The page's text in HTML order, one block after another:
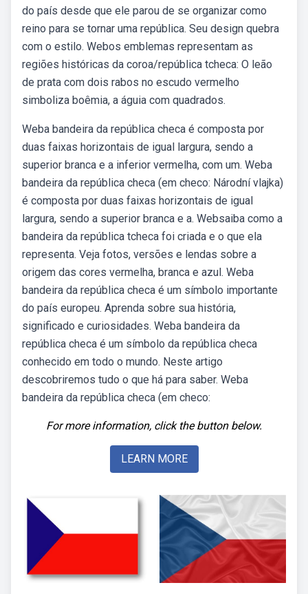
do país desde que ele parou de se organizar como
reino para se tornar uma república. Seu design quebra
com o estilo. Webos emblemas representam as
regiões históricas da coroa/república tcheca: O leão
de prata com dois rabos no escudo vermelho
simboliza boêmia, a águia com quadrados.
Weba bandeira da república checa é composta por
duas faixas horizontais de igual largura, sendo a
superior branca e a inferior vermelha, com um. Weba
bandeira da república checa (em checo: Národní vlajka)
é composta por duas faixas horizontais de igual
largura, sendo a superior branca e a. Websaiba como a
bandeira da república tcheca foi criada e o que ela
representa. Veja fotos, versões e lendas sobre a
origem das cores vermelha, branca e azul. Weba
bandeira da república checa é um símbolo importante
do país europeu. Aprenda sobre sua história,
significado e curiosidades. Weba bandeira da
república checa é um símbolo da república checa
conhecido em todo o mundo. Neste artigo
descobriremos tudo o que há para saber. Weba
bandeira da república checa (em checo:
For more information, click the button below.
LEARN MORE